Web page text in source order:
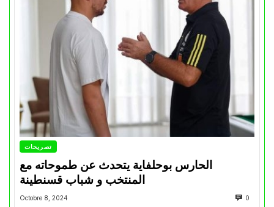
تصريحات
الحارس بوحلفاية يتحدث عن طموحاته مع
المنتخب و شباب قسنطينة
Octobre 8, 2024 0